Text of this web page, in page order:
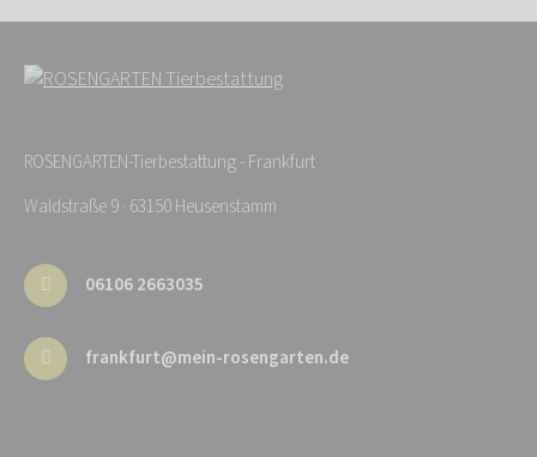
ROSENGARTEN-Tierbestattung - Frankfurt
Waldstraße 9 · 63150 Heusenstamm
06106 2663035
frankfurt@mein-rosengarten.de